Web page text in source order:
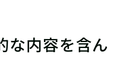
な内容を含ん